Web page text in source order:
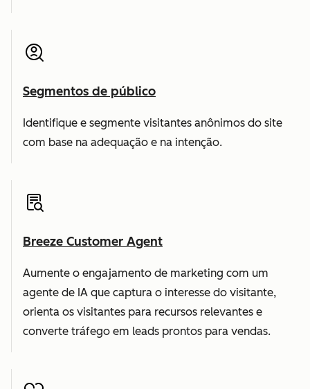
Segmentos de público
Identifique e segmente visitantes anônimos do site
com base na adequação e na intenção.
Breeze Customer Agent
Aumente o engajamento de marketing com um
agente de IA que captura o interesse do visitante,
orienta os visitantes para recursos relevantes e
converte tráfego em leads prontos para vendas.